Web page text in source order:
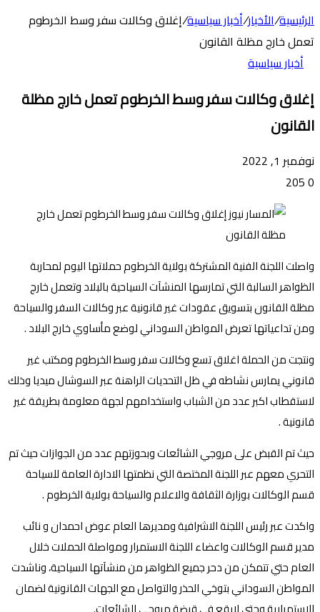
الرئيسية/الأخبار/أخبار سياسية/إغلاق وكالات سفر وسط الخرطوم
تعمل خارج مظلة القانون
أخبار سياسية
إغلاق وكالات سفر وسط الخرطوم تعمل خارج مظلة
القانون
نوفمبر 1, 2022
0
واصلت اللجنة الفنية المشتركة بولاية الخرطوم حملاتها اليوم لمحاربة
الظواهر السالبة التي تمارسها المنشآت السياحية بالبلاد وتعمل خارج
مظلة القانون بتسويق عقودات غير قانونية عبر وكالات السفر والسياحة
ومن تداعياتها تعرض المواطن السوداني لوضع مأساوي خارج البلاد .
ونتجت من الحملة اغلاق تسع وكالات سفر وسط الخرطوم ومكتب غير
قانوني يمارس نشاطه في ظل التحديات الراهنة عبر السوشال ميديا وذلك
لاستقطاب اكبر عدد من الشباب واستخدامهم لجهة معلومة بطريقة غير
قانونية .
حيث تم القبض على مروجي الشائعات وبحوزتهم عدد من الجوازات حيث تم
التحري معهم عبر اللجنة المختصة التي نظمتها الادارة العامة للسياحة
قسم الوكالات بوزارة الثقافة والاعلام والسياحة بولاية الخرطوم .
واكدت عبر رئيس اللجنة الاشرافية ومديرها العام عوض احمدان و نائب
مدير قسم الوكالات واعضاء اللجنة الاستمرار ومواصلة الحملات خلال
العام حتي تتمكن من دحر جميع الظواهر من منشآتها السياحية، وناشدت
المواطن السوداني بتوخي الحذر والتواصل مع الجهات القانونية لضمان